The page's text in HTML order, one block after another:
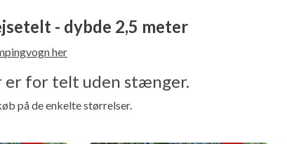
- dybde 2,5 meter
her
er for telt uden stænger.
på de enkelte størrelser.